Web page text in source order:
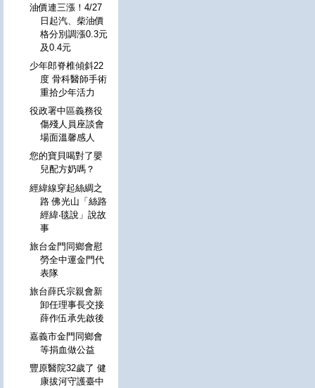
油價連三漲！4/27
日起汽、柴油價
格分別調漲0.3元
及0.4元
少年郎脊椎傾斜22
度 骨科醫師手術
重拾少年活力
役政署中區義務役
傷殘人員座談會
場面溫馨感人
您的寶貝喝對了嬰
兒配方奶嗎？
經緯線穿起絲綢之
路 佛光山「絲路
經緯‧毯說」說故
事
旅台金門同鄉會慰
勞全中運金門代
表隊
旅台薛氏宗親會新
卸任理事長交接
薛作伍承先啟後
嘉義市金門同鄉會
等捐血做公益
豐原醫院32歲了 健
康拔河守護臺中